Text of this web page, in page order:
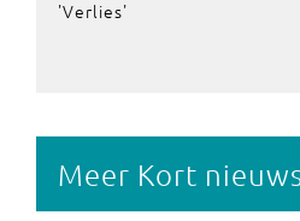
'Verlies'
Meer Kort